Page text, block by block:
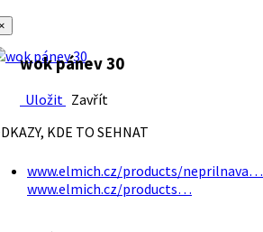
wok pánev 30
Uložit Zavřít
KDE TO SEHNAT
www.elmich.cz/products/neprilnava…
www.elmich.cz/products…